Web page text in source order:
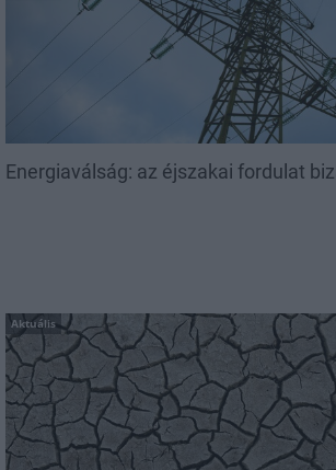
Energiaválság: az éjszakai fordulat
Aktuális